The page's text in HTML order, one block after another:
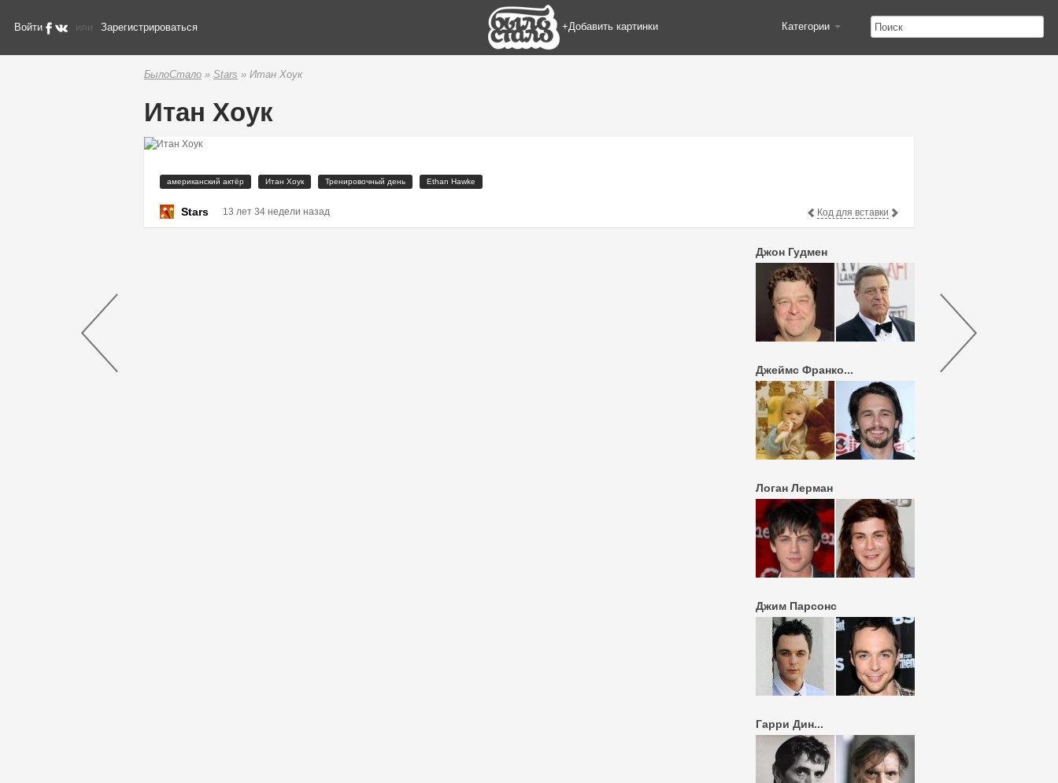
+Добавить картинки
Войти или Зарегистрироваться Категории
БылоСтало » Stars » Итан Хоук
Итан Хоук
американский актёр Итан Хоук Тренировочный день Ethan Hawke
Stars 13 лет 34 недели назад Код для вставки
Джон Гудмен
Джеймс Франко...
Логан Лерман
Джим Парсонс
Гарри Дин...